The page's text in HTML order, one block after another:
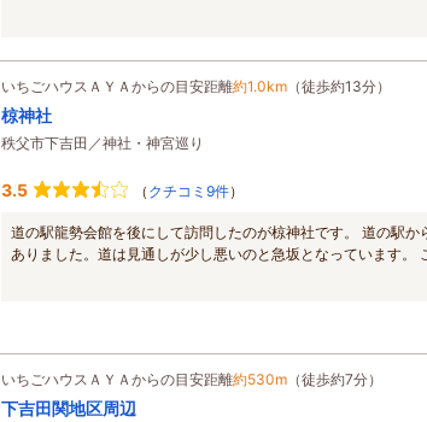
いちごハウスＡＹＡからの目安距離約1.0km （徒歩約13分）
椋神社
秩父市下吉田／神社・神宮巡り
3.5 （ クチコミ9件）
道の駅龍勢会館を後にして訪問したのが椋神社です。 道の駅か
ありました。道は見通しが少し悪いのと急坂となっています。
いちごハウスＡＹＡからの目安距離約530m （徒歩約7分）
下吉田関地区周辺